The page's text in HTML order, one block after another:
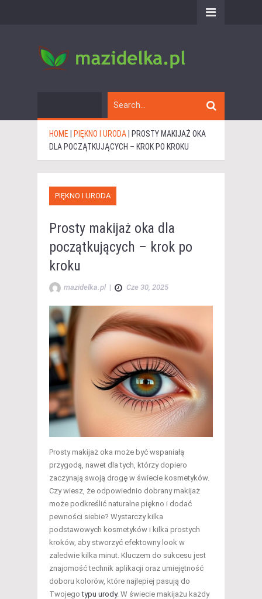
HOME PIĘKNO I URODA
PROSTY MAKIJAŻ OKA
DLA POCZĄTKUJĄCYCH – KROK PO KROKU
PIĘKNO I URODA
Prosty makijaż oka dla
początkujących – krok po
kroku
mazidelka.pl | Cze 30, 2025
Prosty makijaż oka może być wspaniałą
przygodą, nawet dla tych, którzy dopiero
zaczynają swoją drogę w świecie kosmetyków.
Czy wiesz, że odpowiednio dobrany makijaż
może podkreślić naturalne piękno i dodać
pewności siebie? Wystarczy kilka
podstawowych kosmetyków i kilka prostych
kroków, aby stworzyć efektowny look w
zaledwie kilka minut. Kluczem do sukcesu jest
znajomość technik aplikacji oraz umiejętność
doboru kolorów, które najlepiej pasują do
Twojegotypu urody. W świecie makijażu każdy